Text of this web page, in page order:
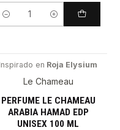
Cantidad
-33%
Inspirado en Roja Elysium
Le Chameau
PERFUME LE CHAMEAU
ARABIA HAMAD EDP
UNISEX 100 ML